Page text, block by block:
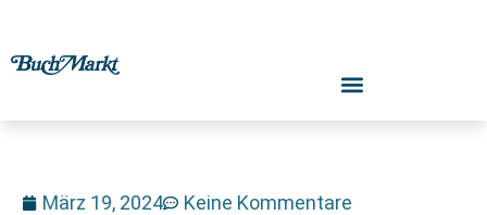
März 19, 2024 Keine Kommentare